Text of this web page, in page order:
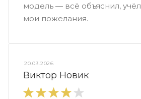
модель — всё объяснил, учёл
мои пожелания.
20.03.2026
Виктор Новик